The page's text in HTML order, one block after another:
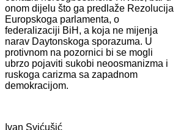
onom dijelu što ga predlaže Rezolucija
Europskoga parlamenta, o
federalizaciji BiH, a koja ne mijenja
narav Daytonskoga sporazuma. U
protivnom na pozornici bi se mogli
ubrzo pojaviti sukobi neoosmanizma i
ruskoga carizma sa zapadnom
demokracijom.
Ivan Svićušić